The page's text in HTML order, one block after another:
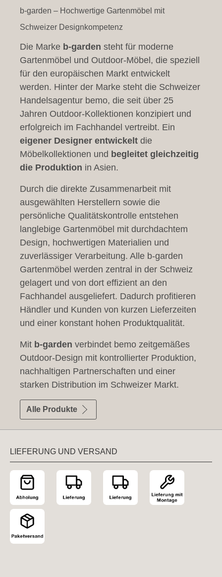
b-garden – Hochwertige Gartenmöbel mit
Schweizer Designkompetenz
Die Marke b-garden steht für moderne
Gartenmöbel und Outdoor-Möbel, die speziell
für den europäischen Markt entwickelt
werden. Hinter der Marke steht die Schweizer
Handelsagentur bemo, die seit über 25
Jahren Outdoor-Kollektionen konzipiert und
erfolgreich im Fachhandel vertreibt. Ein
eigener Designer entwickelt die
Möbelkollektionen und begleitet gleichzeitig
die Produktion in Asien.
Durch die direkte Zusammenarbeit mit
ausgewählten Herstellern sowie die
persönliche Qualitätskontrolle entstehen
langlebige Gartenmöbel mit durchdachtem
Design, hochwertigen Materialien und
zuverlässiger Verarbeitung. Alle b-garden
Gartenmöbel werden zentral in der Schweiz
gelagert und von dort effizient an den
Fachhandel ausgeliefert. Dadurch profitieren
Händler und Kunden von kurzen Lieferzeiten
und einer konstant hohen Produktqualität.
Mit b-garden verbindet bemo zeitgemäßes
Outdoor-Design mit kontrollierter Produktion,
nachhaltigen Partnerschaften und einer
starken Distribution im Schweizer Markt.
Alle Produkte
LIEFERUNG UND VERSAND